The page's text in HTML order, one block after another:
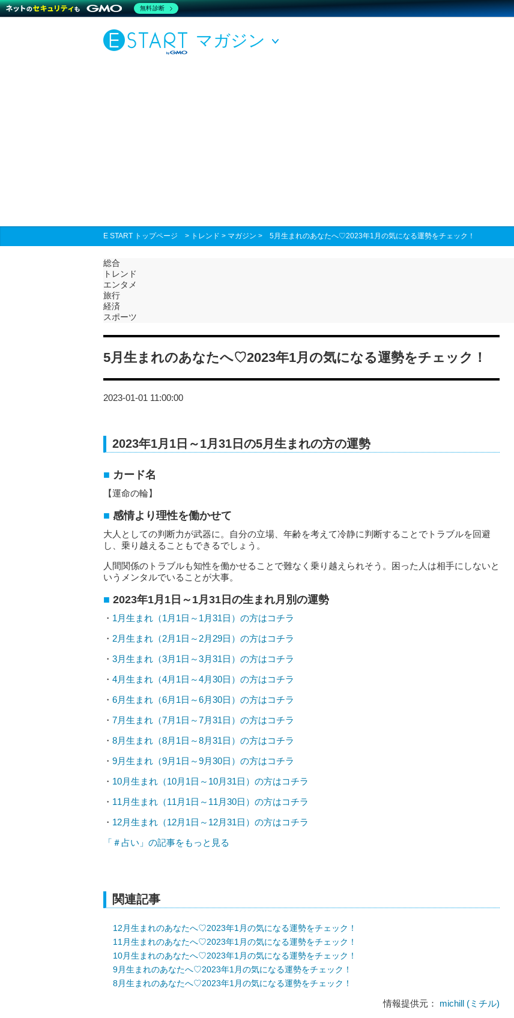
マガジン
E START トップページ > トレンド > マガジン > 5月生まれのあなたへ♡2023年1月の気になる運勢をチェック！
総合
トレンド
エンタメ
旅行
経済
スポーツ
5月生まれのあなたへ♡2023年1月の気になる運勢をチェック！
2023-01-01 11:00:00
2023年1月1日～1月31日の5月生まれの方の運勢
カード名
【運命の輪】
感情より理性を働かせて
大人としての判断力が武器に。自分の立場、年齢を考えて冷静に判断することでトラブルを回避
し、乗り越えることもできるでしょう。
人間関係のトラブルも知性を働かせることで難なく乗り越えられそう。困った人は相手にしないと
いうメンタルでいることが大事。
2023年1月1日～1月31日の生まれ月別の運勢
・ 1月生まれ（1月1日～1月31日）の方はコチラ
・ 2月生まれ（2月1日～2月29日）の方はコチラ
・ 3月生まれ（3月1日～3月31日）の方はコチラ
・ 4月生まれ（4月1日～4月30日）の方はコチラ
・ 6月生まれ（6月1日～6月30日）の方はコチラ
・ 7月生まれ（7月1日～7月31日）の方はコチラ
・ 8月生まれ（8月1日～8月31日）の方はコチラ
・ 9月生まれ（9月1日～9月30日）の方はコチラ
・ 10月生まれ（10月1日～10月31日）の方はコチラ
・ 11月生まれ（11月1日～11月30日）の方はコチラ
・ 12月生まれ（12月1日～12月31日）の方はコチラ
「＃占い」の記事をもっと見る
関連記事
12月生まれのあなたへ♡2023年1月の気になる運勢をチェック！
11月生まれのあなたへ♡2023年1月の気になる運勢をチェック！
10月生まれのあなたへ♡2023年1月の気になる運勢をチェック！
9月生まれのあなたへ♡2023年1月の気になる運勢をチェック！
8月生まれのあなたへ♡2023年1月の気になる運勢をチェック！
情報提供元： michill (ミチル)
無料診断